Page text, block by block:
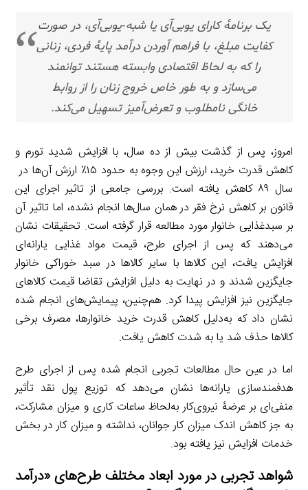
یک برنامۀ کارای یوبی‌آی یا شبه-یوبی‌آی، در صورت
کفایت مبلغ، با فراهم آوردن درآمد پایۀ فردی، زنانی
را که به لحاظ اقتصادی وابسته هستند توانمند
می‌سازد و به طور خاص خروج زنان را از روابط
خانگی نامطلوب و تعرض‌آمیز تسهیل می‌کند.
امروز، پس از گذشت بیش از ده سال، با افزایش شدید تورم و
کاهش قدرت خرید، ارزش این وجوه به حدود ۱۵٪ ارزش آن‌ها در
سال ۸۹ کاهش یافته است. بررسی جامعی از تاثیر اجرای این
قانون بر کاهش نرخ فقر در همان سال‌ها انجام نشده، اما تاثیر آن
بر سبدغذایی خانوار مورد مطالعه قرار گرفته است. تحقیقات نشان
می‌دهند که پس از اجرای طرح، قیمت مواد غذایی یارانه‌ای
افزایش یافت، این کالاها با سایر کالاها در سبد خوراکی خانوار
جایگزین شدند و در نهایت به دلیل افزایش تقاضا قیمت کالاهای
جایگزین نیز افزایش پیدا کرد. هم‌چنین، پیمایش‌های انجام شده
نشان داد که به‌دلیل کاهش قدرت خرید خانوارها، مصرف برخی
کالاها حذف شد یا به شدت کاهش یافت.
اما در عین حال مطالعات تجربی انجام شده پس از اجرای طرح
هدفمندسازی یارانه‌ها نشان می‌دهد که توزیع پول نقد تأثیر
منفی‌ای بر عرضۀ نیروی‌کار به‌لحاظ ساعات کاری و میزان مشارکت،
به جز کاهش اندک میزان کار جوانان، نداشته و میزان کار در بخش
خدمات افزایش نیز یافته بود.
شواهد تجربی در مورد ابعاد مختلف طرح‌های «درآمد